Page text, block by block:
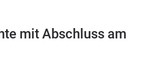
mit Abschluss am